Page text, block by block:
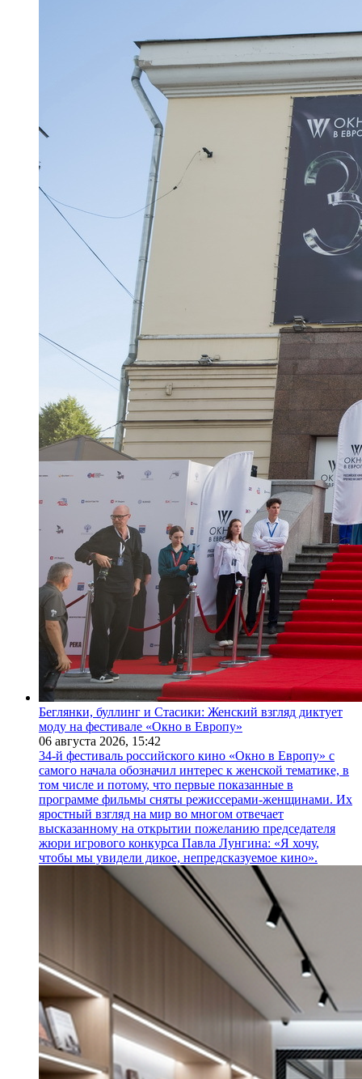
Беглянки, буллинг и Стасики: Женский взгляд диктует
моду на фестивале «Окно в Европу»
06 августа 2026, 15:42
34-й фестиваль российского кино «Окно в Европу» с
самого начала обозначил интерес к женской тематике, в
том числе и потому, что первые показанные в
программе фильмы сняты режиссерами-женщинами. Их
яростный взгляд на мир во многом отвечает
высказанному на открытии пожеланию председателя
жюри игрового конкурса Павла Лунгина: «Я хочу,
чтобы мы увидели дикое, непредсказуемое кино».